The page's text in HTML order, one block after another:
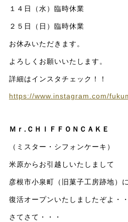
１４日（水）臨時休業
２５日（日）臨時休業
お休みいただきます。
よろしくお願いいたします。
詳細はインスタチェック！！
https://www.instagram.com/
Ｍｒ.ＣＨＩＦＦＯＮＣＡＫＥ
（ミスター・シフォンケーキ）
米原からお引越しいたしまして
彦根市小泉町（旧菓子工房跡地）
復活オープンいたしましたぞよ・
さてさて・・・